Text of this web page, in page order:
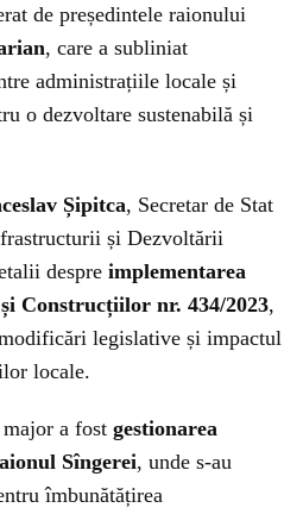
de președintele raionului
, care a subliniat
administrațiile locale și
o dezvoltare sustenabilă și
Șipitca, Secretar de Stat
și Dezvoltării
despre implementarea
Construcțiilor nr. 434/2023,
legislative și impactul
locale.
a fost gestionarea
Sîngerei, unde s-au
îmbunătățirea